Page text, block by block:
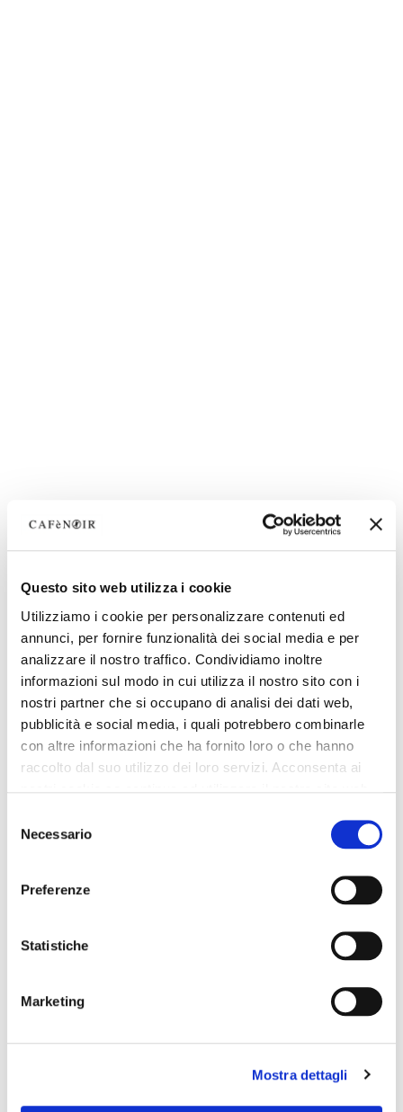
Questo sito web utilizza i cookie
Utilizziamo i cookie per personalizzare contenuti ed
annunci, per fornire funzionalità dei social media e per
analizzare il nostro traffico. Condividiamo inoltre
informazioni sul modo in cui utilizza il nostro sito con i
nostri partner che si occupano di analisi dei dati web,
pubblicità e social media, i quali potrebbero combinarle
con altre informazioni che ha fornito loro o che hanno
raccolto dal suo utilizzo dei loro servizi. Acconsenta ai
delNecessario
Preferenze
Statistiche
Marketing
Mostra dettagli